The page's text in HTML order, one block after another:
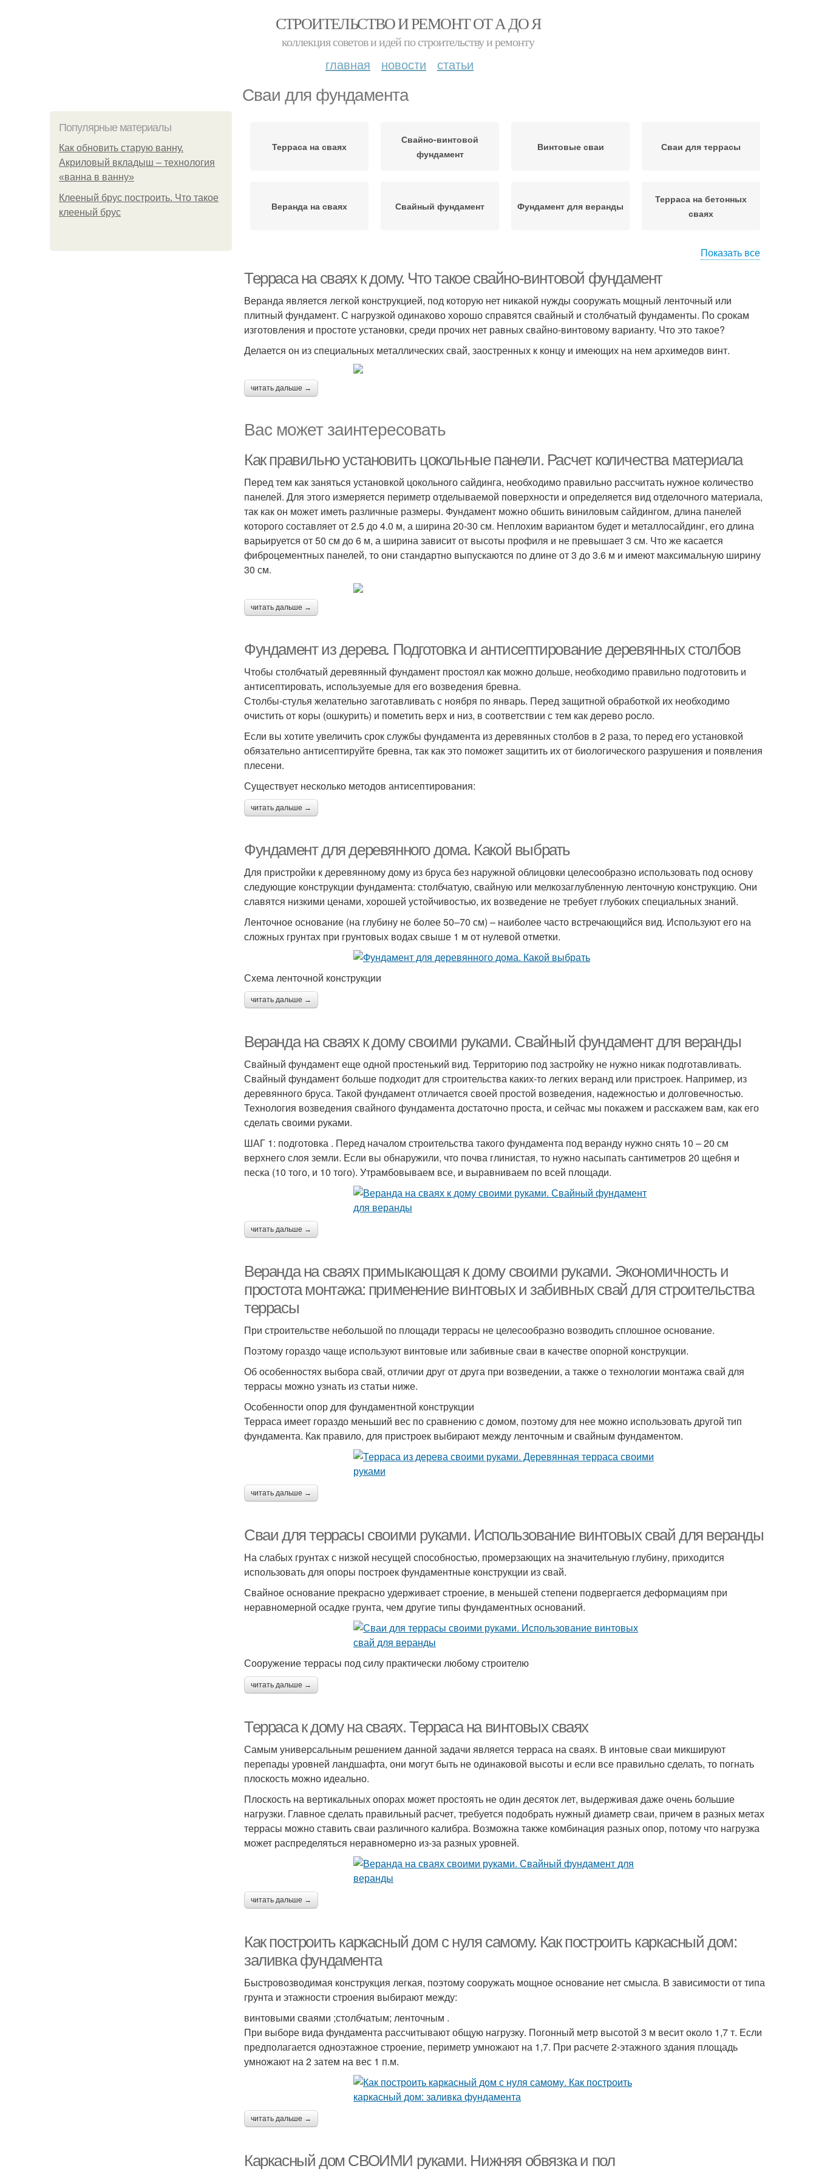
СТРОИТЕЛЬСТВО И РЕМОНТ ОТ А ДО Я
коллекция советов и идей по строительству и ремонту
главная новости статьи
Сваи для фундамента
Популярные материалы
Как обновить старую ванну.
Акриловый вкладыш – технология
«ванна в ванну»
Клееный брус построить. Что такое
клееный брус
Терраса на сваях
Свайно-винтовой
фундамент
Винтовые сваи Сваи для террасы
Веранда на сваях Свайный фундамент Фундамент для веранды
Терраса на бетонных
сваях
Показать все
Терраса на сваях к дому. Что такое свайно-винтовой фундамент
Веранда является легкой конструкцией, под которую нет никакой нужды сооружать мощный ленточный или
плитный фундамент. С нагрузкой одинаково хорошо справятся свайный и столбчатый фундаменты. По срокам
изготовления и простоте установки, среди прочих нет равных свайно-винтовому варианту. Что это такое?
Делается он из специальных металлических свай, заостренных к концу и имеющих на нем архимедов винт.
читать дальше →
Вас может заинтересовать
Как правильно установить цокольные панели. Расчет количества материала
Перед тем как заняться установкой цокольного сайдинга, необходимо правильно рассчитать нужное количество
панелей. Для этого измеряется периметр отделываемой поверхности и определяется вид отделочного материала,
так как он может иметь различные размеры. Фундамент можно обшить виниловым сайдингом, длина панелей
которого составляет от 2.5 до 4.0 м, а ширина 20-30 см. Неплохим вариантом будет и металлосайдинг, его длина
варьируется от 50 см до 6 м, а ширина зависит от высоты профиля и не превышает 3 см. Что же касается
фиброцементных панелей, то они стандартно выпускаются по длине от 3 до 3.6 м и имеют максимальную ширину
30 см.
читать дальше →
Фундамент из дерева. Подготовка и антисептирование деревянных столбов
Чтобы столбчатый деревянный фундамент простоял как можно дольше, необходимо правильно подготовить и
антисептировать, используемые для его возведения бревна.
Столбы-стулья желательно заготавливать с ноября по январь. Перед защитной обработкой их необходимо
очистить от коры (ошкурить) и пометить верх и низ, в соответствии с тем как дерево росло.
Если вы хотите увеличить срок службы фундамента из деревянных столбов в 2 раза, то перед его установкой
обязательно антисептируйте бревна, так как это поможет защитить их от биологического разрушения и появления
плесени.
Существует несколько методов антисептирования:
читать дальше →
Фундамент для деревянного дома. Какой выбрать
Для пристройки к деревянному дому из бруса без наружной облицовки целесообразно использовать под основу
следующие конструкции фундамента: столбчатую, свайную или мелкозаглубленную ленточную конструкцию. Они
славятся низкими ценами, хорошей устойчивостью, их возведение не требует глубоких специальных знаний.
Ленточное основание (на глубину не более 50–70 см) – наиболее часто встречающийся вид. Используют его на
сложных грунтах при грунтовых водах свыше 1 м от нулевой отметки.
Схема ленточной конструкции
читать дальше →
Веранда на сваях к дому своими руками. Свайный фундамент для веранды
Свайный фундамент еще одной простенький вид. Территорию под застройку не нужно никак подготавливать.
Свайный фундамент больше подходит для строительства каких-то легких веранд или пристроек. Например, из
деревянного бруса. Такой фундамент отличается своей простой возведения, надежностью и долговечностью.
Технология возведения свайного фундамента достаточно проста, и сейчас мы покажем и расскажем вам, как его
сделать своими руками.
ШАГ 1: подготовка . Перед началом строительства такого фундамента под веранду нужно снять 10 – 20 см
верхнего слоя земли. Если вы обнаружили, что почва глинистая, то нужно насыпать сантиметров 20 щебня и
песка (10 того, и 10 того). Утрамбовываем все, и выравниваем по всей площади.
читать дальше →
Веранда на сваях примыкающая к дому своими руками. Экономичность и
простота монтажа: применение винтовых и забивных свай для строительства
террасы
При строительстве небольшой по площади террасы не целесообразно возводить сплошное основание.
Поэтому гораздо чаще используют винтовые или забивные сваи в качестве опорной конструкции.
Об особенностях выбора свай, отличии друг от друга при возведении, а также о технологии монтажа свай для
террасы можно узнать из статьи ниже.
Особенности опор для фундаментной конструкции
Терраса имеет гораздо меньший вес по сравнению с домом, поэтому для нее можно использовать другой тип
фундамента. Как правило, для пристроек выбирают между ленточным и свайным фундаментом.
читать дальше →
Сваи для террасы своими руками. Использование винтовых свай для веранды
На слабых грунтах с низкой несущей способностью, промерзающих на значительную глубину, приходится
использовать для опоры построек фундаментные конструкции из свай.
Свайное основание прекрасно удерживает строение, в меньшей степени подвергается деформациям при
неравномерной осадке грунта, чем другие типы фундаментных оснований.
Сооружение террасы под силу практически любому строителю
читать дальше →
Терраса к дому на сваях. Терраса на винтовых сваях
Самым универсальным решением данной задачи является терраса на сваях. В интовые сваи микшируют
перепады уровней ландшафта, они могут быть не одинаковой высоты и если все правильно сделать, то погнать
плоскость можно идеально.
Плоскость на вертикальных опорах может простоять не один десяток лет, выдерживая даже очень большие
нагрузки. Главное сделать правильный расчет, требуется подобрать нужный диаметр сваи, причем в разных метах
террасы можно ставить сваи различного калибра. Возможна также комбинация разных опор, потому что нагрузка
может распределяться неравномерно из-за разных уровней.
читать дальше →
Как построить каркасный дом с нуля самому. Как построить каркасный дом:
заливка фундамента
Быстровозводимая конструкция легкая, поэтому сооружать мощное основание нет смысла. В зависимости от типа
грунта и этажности строения выбирают между:
винтовыми сваями ;столбчатым; ленточным .
При выборе вида фундамента рассчитывают общую нагрузку. Погонный метр высотой 3 м весит около 1,7 т. Если
предполагается одноэтажное строение, периметр умножают на 1,7. При расчете 2-этажного здания площадь
умножают на 2 затем на вес 1 п.м.
читать дальше →
Каркасный дом СВОИМИ руками. Нижняя обвязка и пол